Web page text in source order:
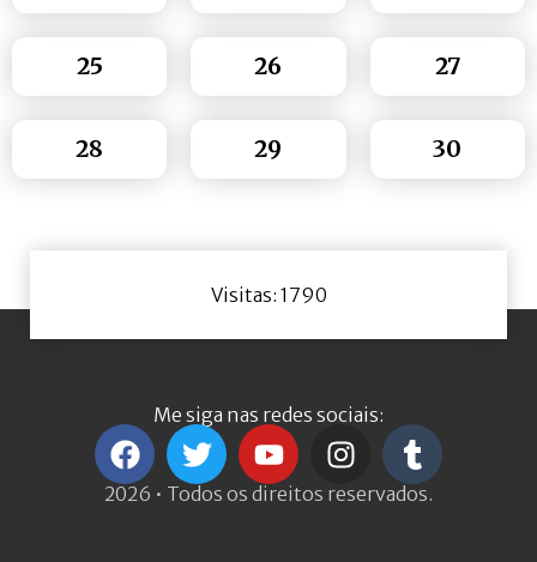
25 26 27
28 29 30
Visitas: 1790
Me siga nas redes sociais:
2026 • Todos os direitos reservados.